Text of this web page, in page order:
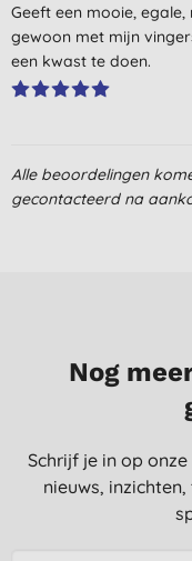
Geeft een mooie,
gewoon met mijn
een kwast te doen.
Alle beoordelingen
gecontacteerd na
Nog
Schrijf je in op
nieuws,